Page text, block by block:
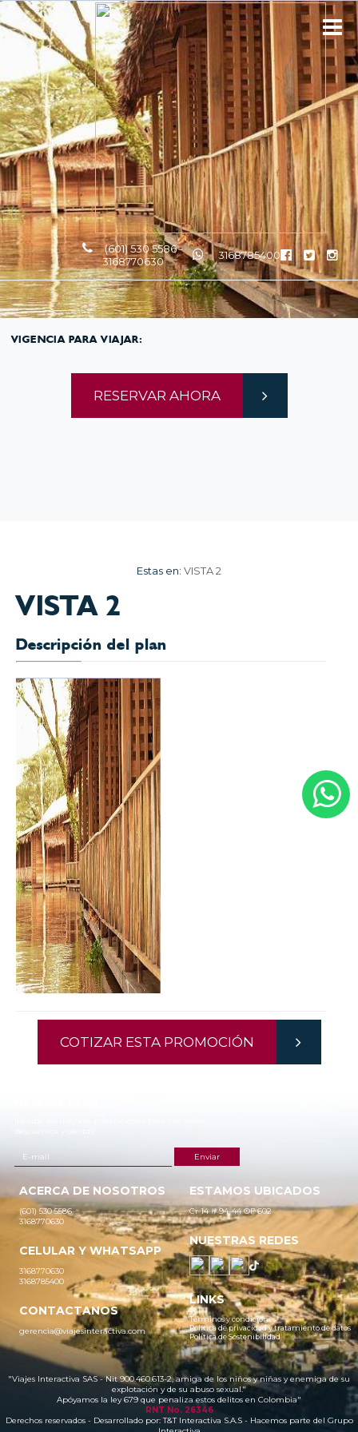
(601) 530 5586 -
3168770630
3168785400
Estas en: VISTA 2
VISTA 2
Descripción del plan
COTIZAR ESTA PROMOCIÓN
VIGENCIA PARA VIAJAR:
RESERVAR AHORA
ACERCA DE NOSOTROS
(601) 530 5586
3168770630
CELULAR Y WHATSAPP
3168770630
3168785400
CONTACTANOS
gerencia@viajesinteractiva.com
ESTAMOS UBICADOS
Cr 14 # 94-44 OF 602
NUESTRAS REDES
LINKS
Términos y condiciones
Política de privacidad y tratamiento de datos
Política de Sostenibilidad
"Viajes Interactiva SAS - Nit 900.460.613-2, amiga de los niños y niñas y enemiga de su
explotación y de su abuso sexual."
Apóyamos la ley 679 que penaliza estos delitos en Colombia"
RNT No. 26346
Derechos reservados - Desarrollado por:T&T Interactiva S.A.S- Hacemos parte del Grupo